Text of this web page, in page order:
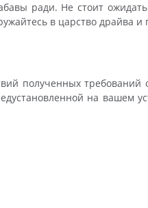
ради. Не стоит
в царство драйва
полученных
на вашем